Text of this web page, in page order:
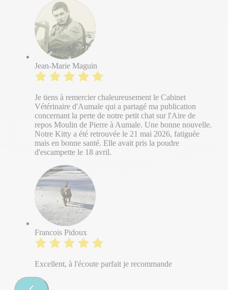
Jean-Marie Maguin
Je tiens à remercier chaleureusement le Cabinet
Vétérinaire d'Aumale qui a partagé ma publication
concernant la perte de notre petit chat sur l'Aire de
repos Moulin de Pierre à Aumale. Une bonne nouvelle.
Notre Kitty a été retrouvée le 21 mai 2026, fatiguée
mais en bonne santé. Elle avait pris la poudre
d'escampette le 18 avril.
Francois Pidoux
Excellent, à l'écoute parfait je recommande